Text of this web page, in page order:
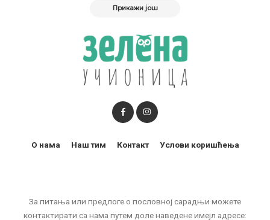
Прикажи још
За питања или предлоге о пословној сарадњи можете
контактирати са нама путем доле наведене имејл адресе:
О нама Наш тим Контакт Услови коришћења